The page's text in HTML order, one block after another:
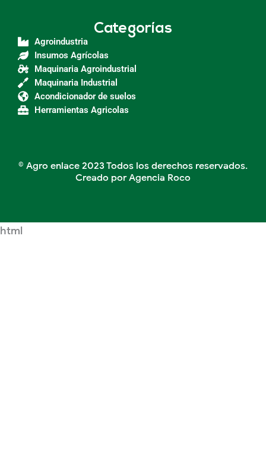
Categorías
Agroindustria
Insumos Agrícolas
Maquinaria Agroindustrial
Maquinaria Industrial
Acondicionador de suelos
Herramientas Agricolas
© Agro enlace 2023 Todos los derechos reservados.
Creado por Agencia Roco
html